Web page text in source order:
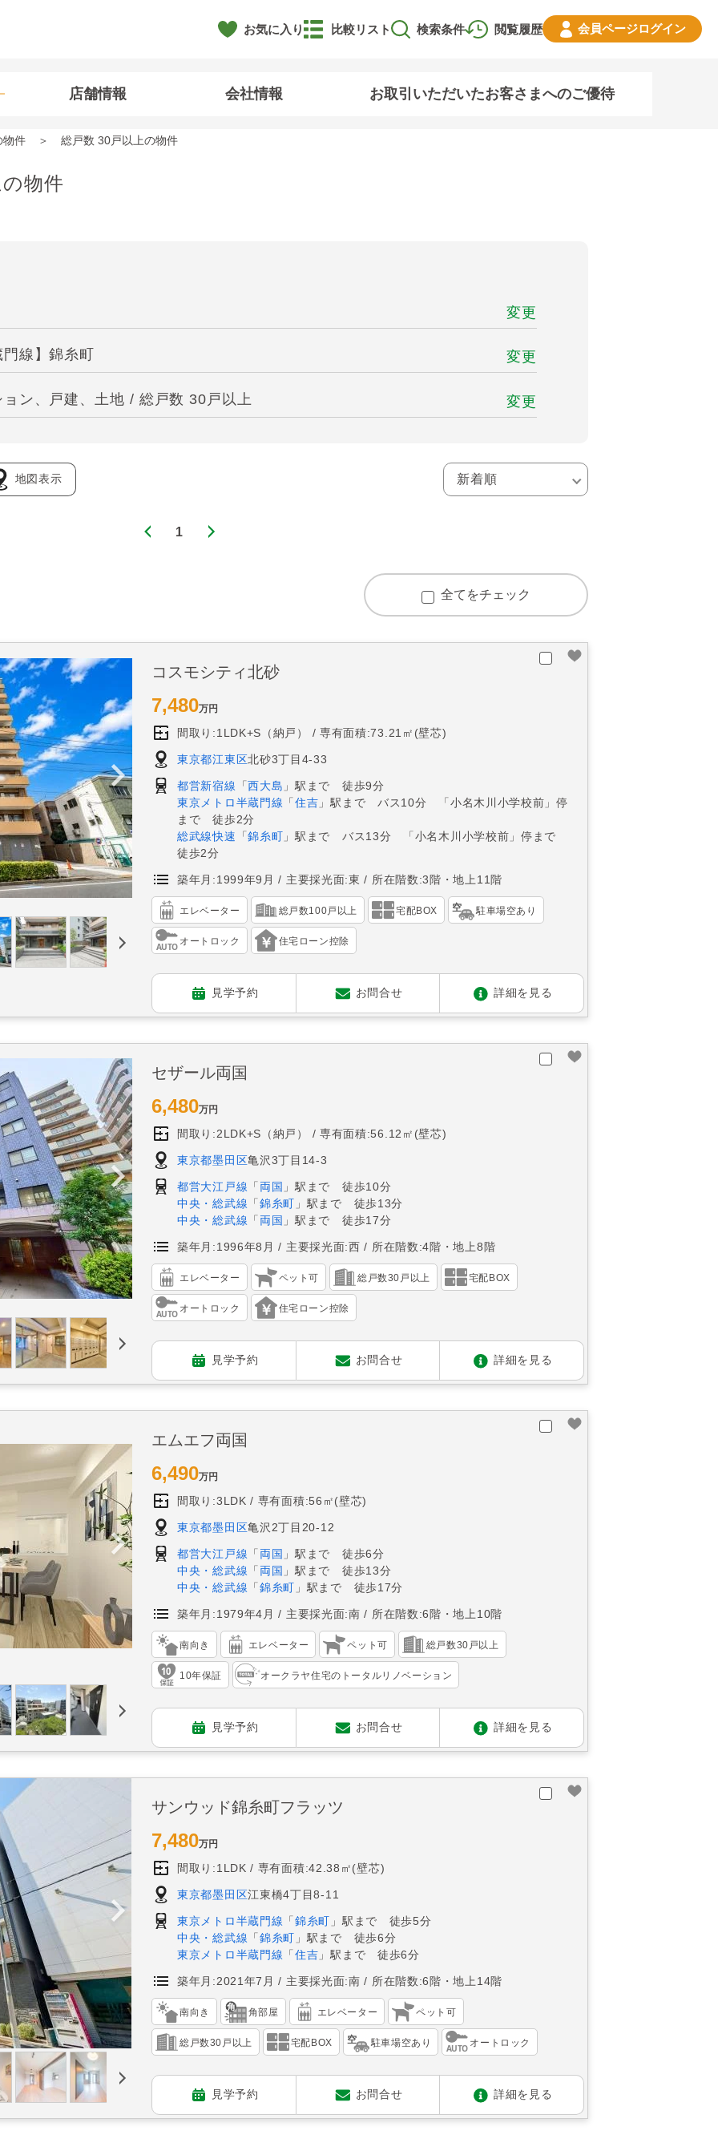
お気に入り 閲覧履歴
比較リスト 検索条件 会員ページログイン
店舗情報 会社情報 お取引いただいたお客さまへのご優待
物件 総戸数 30戸以上の物件
物件
変更
線】錦糸町 変更
ン、戸建、土地 / 総戸数 30戸以上 変更
地図表示
1
全てをチェック
コスモシティ北砂
7,480万円
間取り:1LDK+S（納戸） 専有面積:73.21㎡(壁芯)
東京都江東区北砂3丁目4-33
都営新宿線 「西大島 」駅まで 徒歩9分
東京メトロ半蔵門線 「住吉 」駅まで バス10分 「小名木川小学校前」停
まで 徒歩2分
総武線快速 「錦糸町 」駅まで バス13分 「小名木川小学校前」停まで
徒歩2分
築年月:1999年9月 主要採光面:東 所在階数:3階・地上11階
エレベーター 総戸数100戸以上 宅配BOX 駐車場空あり
オートロック 住宅ローン控除
見学予約 お問合せ 詳細を見る
セザール両国
6,480万円
間取り:2LDK+S（納戸） 専有面積:56.12㎡(壁芯)
東京都墨田区亀沢3丁目14-3
都営大江戸線 「 両国 」駅まで 徒歩10分
中央・総武線 「 錦糸町 」駅まで 徒歩13分
中央・総武線 「 両国 」駅まで 徒歩17分
築年月:1996年8月 主要採光面:西 所在階数:4階・地上8階
エレベーター ペット可 総戸数30戸以上 宅配BOX
オートロック 住宅ローン控除
見学予約 お問合せ 詳細を見る
エムエフ両国
6,490万円
間取り:3LDK 専有面積:56㎡(壁芯)
東京都墨田区亀沢2丁目20-12
都営大江戸線 「 両国 」駅まで 徒歩6分
中央・総武線 「 両国 」駅まで 徒歩13分
中央・総武線 「 錦糸町 」駅まで 徒歩17分
築年月:1979年4月 主要採光面:南 所在階数:6階・地上10階
南向き エレベーター ペット可 総戸数30戸以上
10年保証 オークラヤ住宅のトータルリノベーション
見学予約 お問合せ 詳細を見る
サンウッド錦糸町フラッツ
7,480万円
間取り:1LDK 専有面積:42.38㎡(壁芯)
東京都墨田区江東橋4丁目8-11
東京メトロ半蔵門線 「錦糸町 」駅まで 徒歩5分
中央・総武線 「 錦糸町 」駅まで 徒歩6分
東京メトロ半蔵門線 「住吉 」駅まで 徒歩6分
築年月:2021年7月 主要採光面:南 所在階数:6階・地上14階
南向き 角部屋 エレベーター ペット可
総戸数30戸以上 宅配BOX 駐車場空あり オートロック
見学予約 お問合せ 詳細を見る